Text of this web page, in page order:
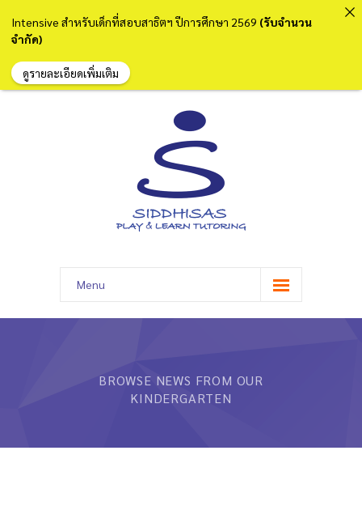
Menu
หน้าแรก
หลักสูตรและการสอน
BROWSE NEWS FROM OUR
KINDERGARTEN
Intensive สำหรับเด็กที่สอบสาธิตฯ ปีการศึกษา 2569 (รับจำนวน
จำกัด)
ดูรายละเอียดเพิ่มเติม